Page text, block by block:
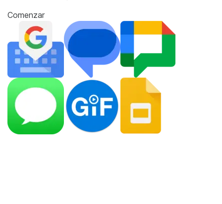
Comenzar